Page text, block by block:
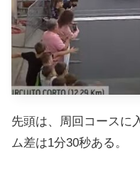
先頭は、周回コースに
ム差は1分30秒ある。